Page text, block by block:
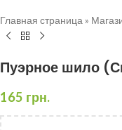
Главная страница »
Пуэрное шило
165 грн.